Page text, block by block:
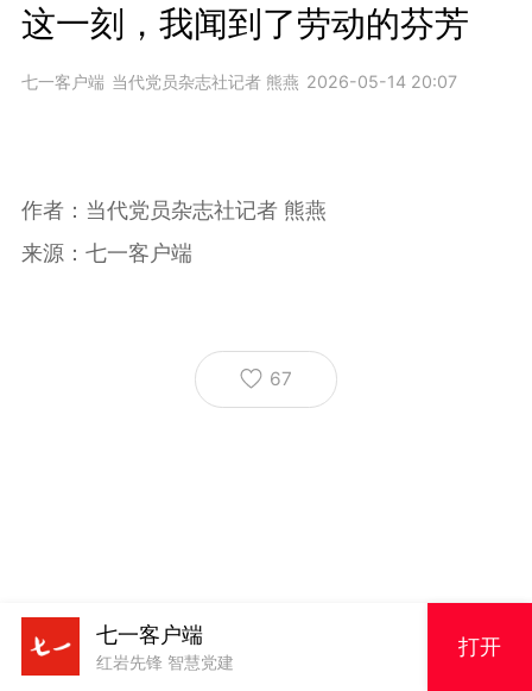
这一刻，我闻到了劳动的芬芳
七一客户端 当代党员杂志社记者 熊燕 2026-05-14 20:07
作者：当代党员杂志社记者 熊燕
来源：七一客户端
67
七一客户端
红岩先锋 智慧党建
打开